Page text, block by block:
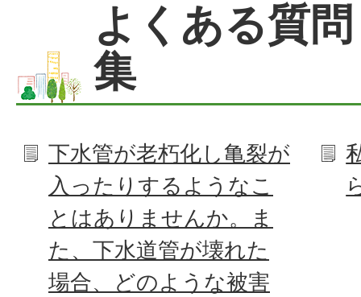
よくある質
集
下水管が老朽化し亀裂が
入ったりするようなこ
とはありませんか。ま
た、下水道管が壊れた
場合、どのような被害